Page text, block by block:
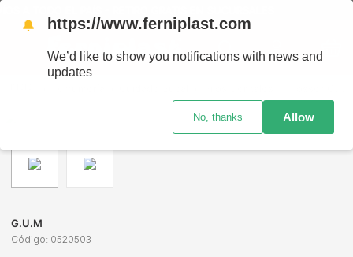
G.U.M
Código: 0520503
🔔 https://www.ferniplast.com
We’d like to show you notifications with news and
updates
No, thanks Allow